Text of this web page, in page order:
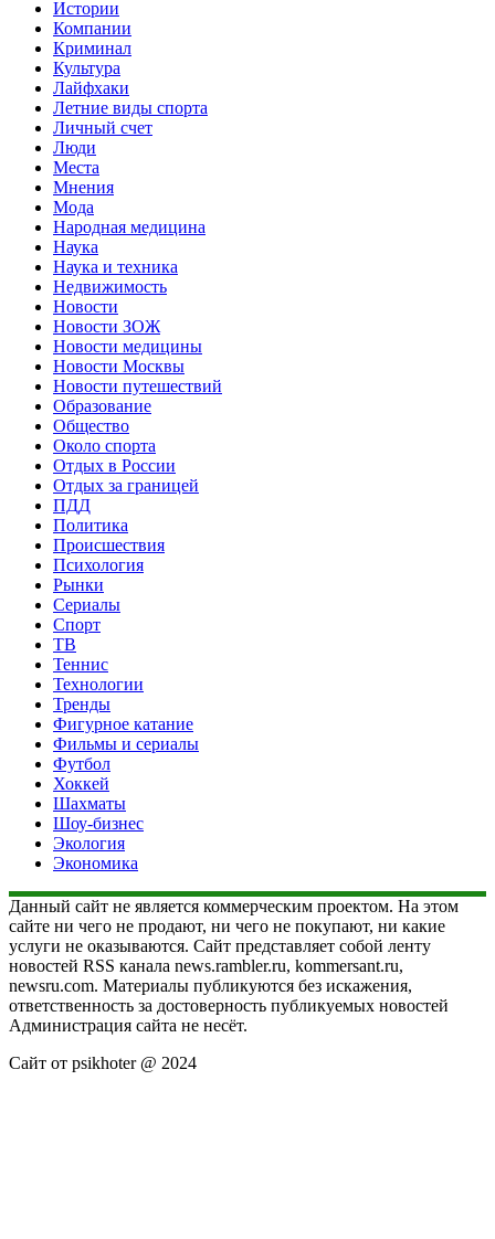
Истории
Компании
Криминал
Культура
Лайфхаки
Летние виды спорта
Личный счет
Люди
Места
Мнения
Мода
Народная медицина
Наука
Наука и техника
Недвижимость
Новости
Новости ЗОЖ
Новости медицины
Новости Москвы
Новости путешествий
Образование
Общество
Около спорта
Отдых в России
Отдых за границей
ПДД
Политика
Происшествия
Психология
Рынки
Сериалы
Спорт
ТВ
Теннис
Технологии
Тренды
Фигурное катание
Фильмы и сериалы
Футбол
Хоккей
Шахматы
Шоу-бизнес
Экология
Экономика
Данный сайт не является коммерческим проектом. На этом
сайте ни чего не продают, ни чего не покупают, ни какие
услуги не оказываются. Сайт представляет собой ленту
новостей RSS канала news.rambler.ru, kommersant.ru,
newsru.com. Материалы публикуются без искажения,
ответственность за достоверность публикуемых новостей
Администрация сайта не несёт.
Сайт от psikhoter @ 2024